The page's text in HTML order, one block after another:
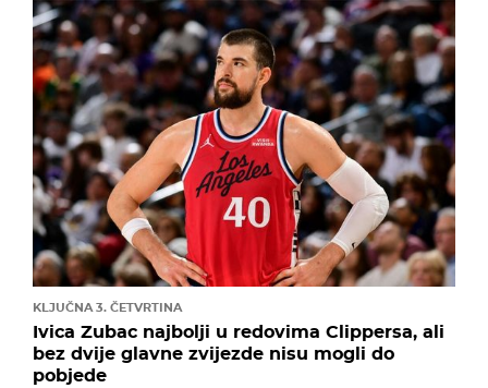
KLJUČNA 3. ČETVRTINA
Ivica Zubac najbolji u redovima Clippersa, ali
bez dvije glavne zvijezde nisu mogli do
pobjede